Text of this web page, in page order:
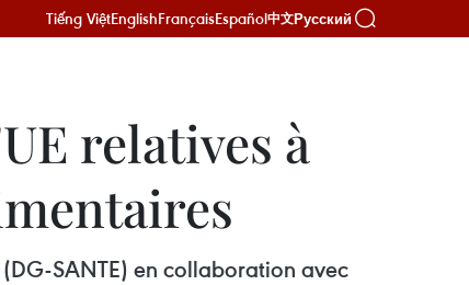
Tiếng ViệtEnglishFrançaisEspañol中文Русский
relatives à
SANTE) en collaboration avec